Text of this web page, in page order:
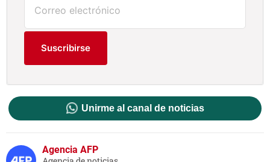
Suscribirse
Unirme al canal de noticias
Agencia AFP